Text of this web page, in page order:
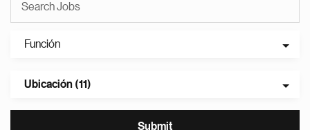
Función
Ubicación (11)